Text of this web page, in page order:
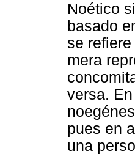
Noético
basado
se
mera
versa.
pues en
una